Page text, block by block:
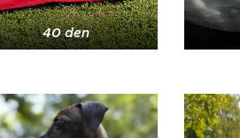
40 den